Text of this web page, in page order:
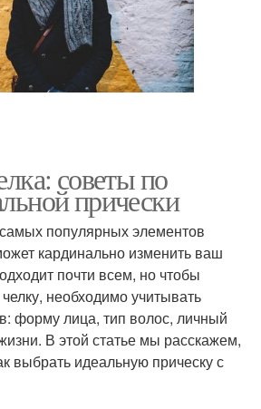
советы по
прически
популярных элементов
кардинально изменить ваш
почти всем, но чтобы
необходимо учитывать
форму лица, тип волос, личный
В этой статье мы расскажем,
выбрать идеальную прическу с